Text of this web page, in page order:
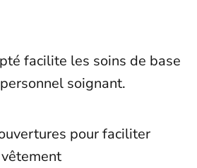
facilite les soins de base
soignant.
pour faciliter